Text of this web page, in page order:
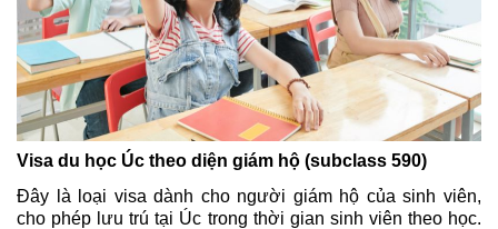
Visa du học Úc theo diện giám hộ (subclass 590)
Đây là loại visa dành cho người giám hộ của sinh viên,
cho phép lưu trú tại Úc trong thời gian sinh viên theo học.